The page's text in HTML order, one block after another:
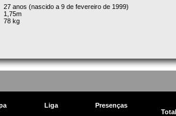
27 anos (nascido a 9 de fevereiro de 1999)
1,75m
78 kg
Liga
Presenças
Total